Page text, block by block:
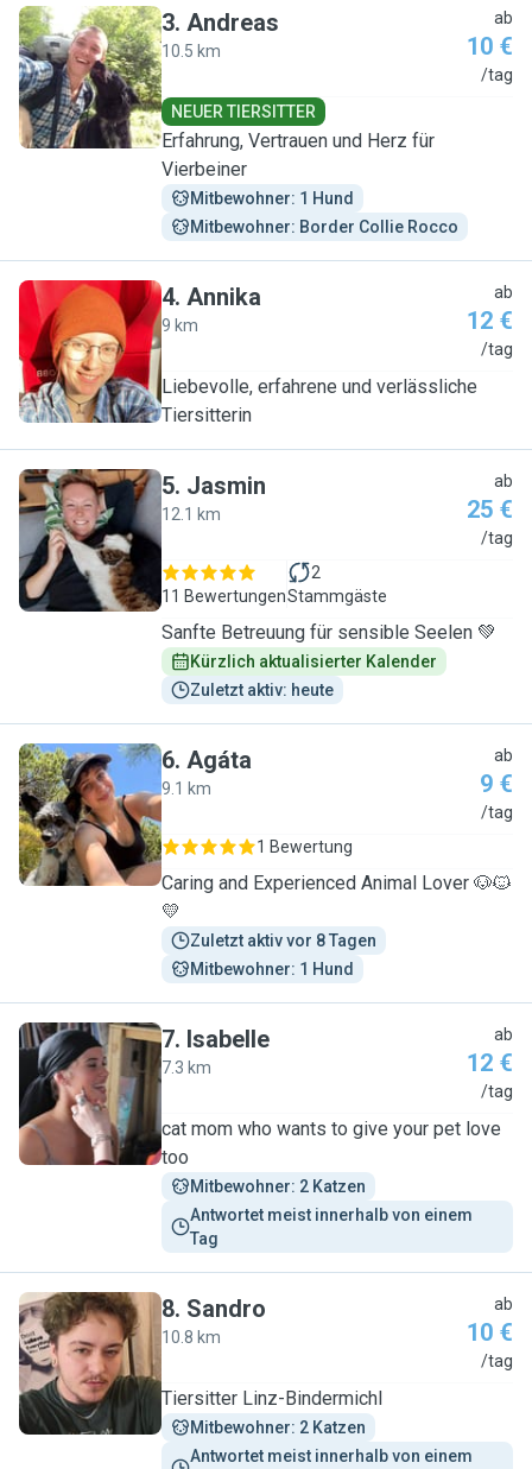
A
3. Andreas
10.5 km
ab
10 €
/tag
NEUER TIERSITTER
Erfahrung, Vertrauen und Herz für
Vierbeiner
Mitbewohner: 1 Hund
Mitbewohner: Border Collie Rocco
A
4. Annika
9 km
ab
12 €
/tag
Liebevolle, erfahrene und verlässliche
Tiersitterin
J
5. Jasmin
12.1 km
ab
25 €
/tag
11 Bewertungen
2
Stammgäste
Sanfte Betreuung für sensible Seelen 💚
Kürzlich aktualisierter Kalender
Zuletzt aktiv: heute
A
6. Agáta
9.1 km
ab
9 €
/tag
1 Bewertung
Caring and Experienced Animal Lover 🐶🐱
💛
Zuletzt aktiv vor 8 Tagen
Mitbewohner: 1 Hund
I
7. Isabelle
7.3 km
ab
12 €
/tag
cat mom who wants to give your pet love
too
Mitbewohner: 2 Katzen
Antwortet meist innerhalb von einem
Tag
S
8. Sandro
10.8 km
ab
10 €
/tag
Tiersitter Linz-Bindermichl
Mitbewohner: 2 Katzen
Antwortet meist innerhalb von einem